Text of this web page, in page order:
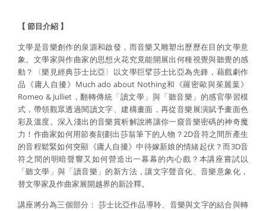
【 節目介紹 】
文學是音樂創作的泉源和啟發，而音樂又雕塑出歷歷在目的文學意
象。文學家與作曲家的思想火花究竟能開展出何種視覺與聽覺的感
動？〈樂見經典莎士比亞〉以文學巨擘莎士比亞為先鋒，藉戲劇作
品《庸人自擾》Much ado about Nothing和《羅密歐與茱麗葉》
Romeo & Julliet，翻轉傳統「讀文學」與「聽音樂」的感官學習模
式，帶領觀眾透過閱讀文字、建構畫面，再從音樂展演賦予畫面色
彩及溫度。深入淺出的音樂賞析解說將讓你一窺音樂密碼的神奇魔
力！作曲家如何用節奏刻劃出莎翁筆下的人物？2D音符之間所產生
的音程鬆緊如何突顯《庸人自擾》中待嫁新娘的情緒起伏？而3D音
符之間的明暗聲響又如何營造出一幕幕的內心戲？本講座嘗試以
「聽文學」與「讀音樂」的新方法，讓文字聲音化、音樂意象化，
替文學家及作曲家展開越界的新詮釋。
講座將分為三個部分： 莎士比亞作品導聆、音樂與文字的結合與轉